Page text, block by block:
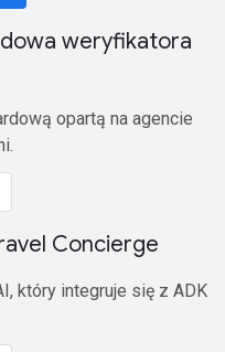
weryfikatora
opartą na agencie
Concierge
który integruje się z ADK